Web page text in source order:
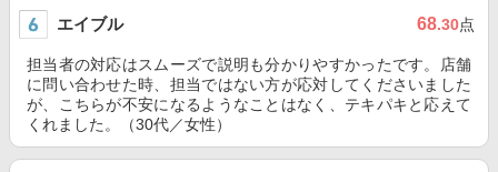
エイブル 68.30点
担当者の対応はスムーズで説明も分かりやすかったです。店舗
に問い合わせた時、担当ではない方が応対してくださいました
が、こちらが不安になるようなことはなく、テキパキと応えて
くれました。（30代／女性）